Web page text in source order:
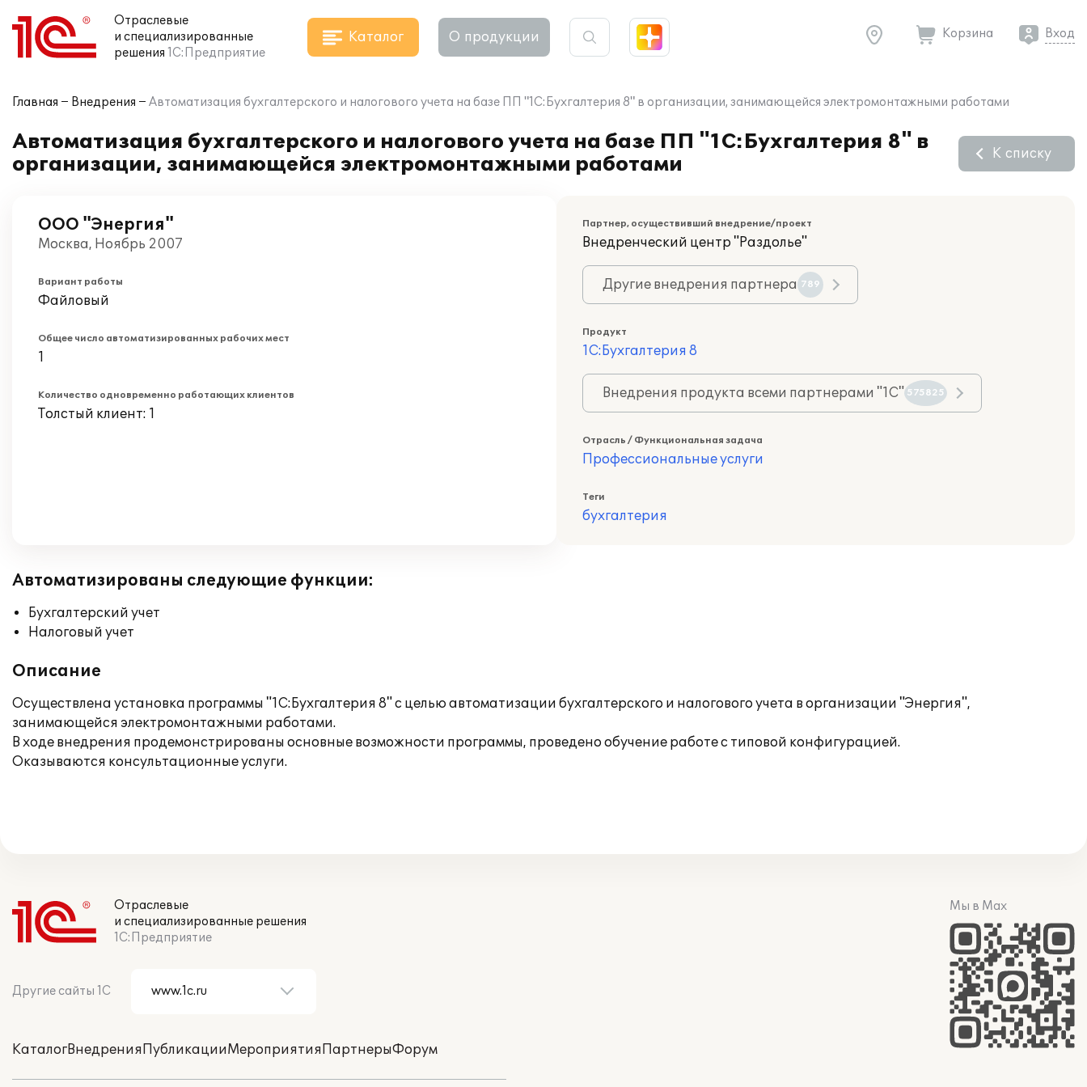
Отраслевые
и специализированные
решения 1С:Предприятие
Каталог О продукции Корзина Вход
Главная Внедрения Автоматизация бухгалтерского и налогового учета на базе ПП "1С:Бухгалтерия 8" в организации, занимающейся электромонтажными работами
Автоматизация бухгалтерского и налогового учета на базе ПП "1С:Бухгалтерия 8" в
организации, занимающейся электромонтажными работами
К списку
ООО "Энергия"
Москва, Ноябрь 2007
Вариант работы
Файловый
Общее число автоматизированных рабочих мест
1
Количество одновременно работающих клиентов
Толстый клиент: 1
Партнер, осуществивший внедрение/проект
Внедренческий центр "Раздолье"
Другие внедрения партнера 789
Продукт
1С:Бухгалтерия 8
Внедрения продукта всеми партнерами "1С" 575825
Отрасль / Функциональная задача
Профессиональные услуги
Теги
бухгалтерия
Автоматизированы следующие функции:
Бухгалтерский учет
Налоговый учет
Описание
Осуществлена установка программы "1C:Бухгалтерия 8" с целью автоматизации бухгалтерского и налогового учета в организации "Энергия",
занимающейся электромонтажными работами.
В ходе внедрения продемонстрированы основные возможности программы, проведено обучение работе с типовой конфигурацией.
Оказываются консультационные услуги.
Отраслевые
и специализированные решения
1С:Предприятие
Другие сайты 1С
КаталогВнедренияПубликацииМероприятияПартнерыФорум
Мы в Max